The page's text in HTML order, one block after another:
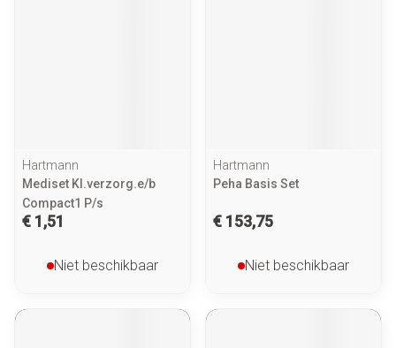
Hartmann
Mediset Kl.verzorg.e/b
Compact1 P/s
€ 1,51
Niet beschikbaar
Hartmann
Peha Basis Set
€ 153,75
Niet beschikbaar